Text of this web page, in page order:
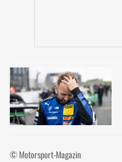
© Motorsport-Magazin